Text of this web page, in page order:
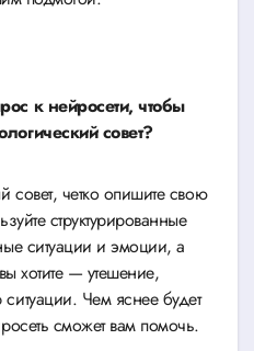
к нейросети, чтобы
совет?
совет, четко опишите свою
структурированные
ситуации и эмоции, а
хотите — утешение,
Чем яснее будет
сможет вам помочь.